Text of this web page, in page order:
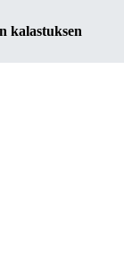
kalastuksen